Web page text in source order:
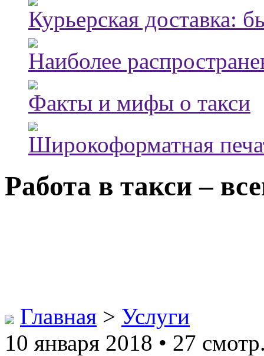
Курьерская доставка:
Наиболее
Факты и мифы о такси
Широкоформатная
Работа в такси –
Главная > Услуги
10 января 2018 • 27